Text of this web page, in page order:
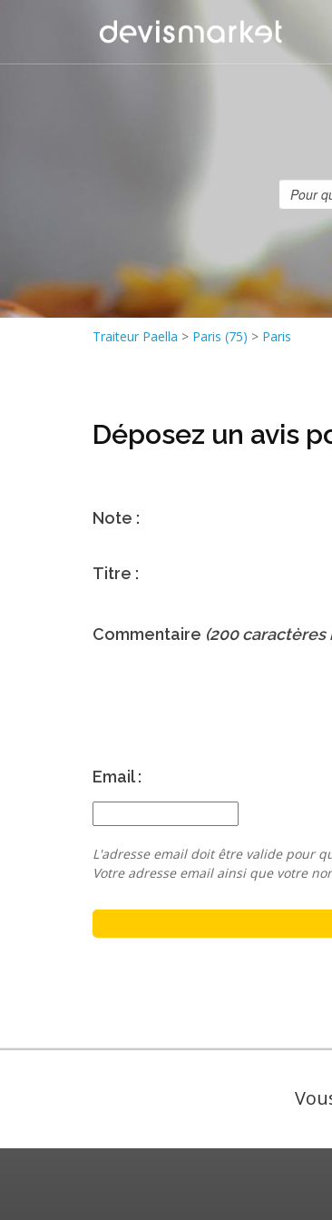
Traiteur Paella > Paris (75) > Paris
Déposez un avis
Note :
Titre :
Commentaire (200 caractères
Email :
L'adresse email doit être valide pour
Votre adresse email ainsi que votre